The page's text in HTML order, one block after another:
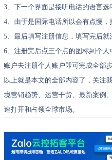
3、下一个界面是接听电话的语言选
4、由于是国际电话所以会有点慢，
5、最后填写注册信息，填写完后就
6、注册完后点三个点的图标到个
账户去注册个人账户即可完成全部步
以上就是本文的全部内容了，关注
境营销趋势、运营干货、最新案例
速打开和占领全球市场。